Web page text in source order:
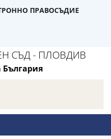
ПРАВОСЪДИЕ
СЪД - ПЛОВДИВ
България